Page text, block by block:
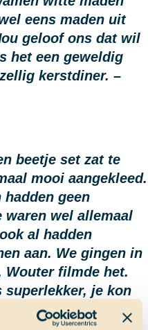
eens maden uit
geloof ons dat wil
het een geweldig
kerstdiner. –
beetje set zat te
mooi aangekleed.
geen
waren wel allemaal
al hadden
aan. We gingen in
Wouter filmde het.
superlekker, je kon
hoe je wilde met